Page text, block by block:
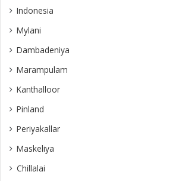
Indonesia
Mylani
Dambadeniya
Marampulam
Kanthalloor
Pinland
Periyakallar
Maskeliya
Chillalai